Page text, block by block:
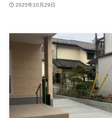
2025年10月29日